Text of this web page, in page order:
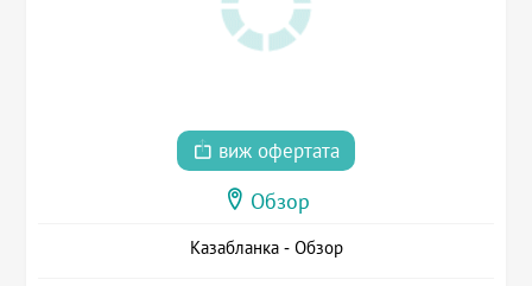
виж офертата
Обзор
Казабланка - Обзор